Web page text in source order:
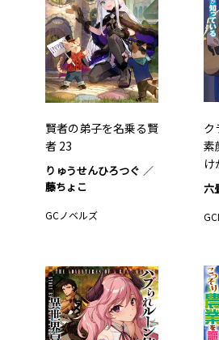
賢者の弟子を名乗る賢
者 23
りゅうせんひろつぐ
藤ちょこ
GCノベルズ
ク
素
け
六